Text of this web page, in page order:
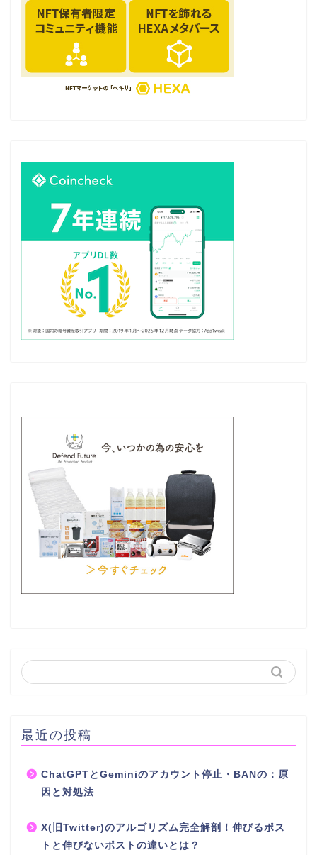
最近の投稿
ChatGPTとGeminiのアカウント停止・BANの：原
因と対処法
X(旧Twitter)のアルゴリズム完全解剖！伸びるポス
トと伸びないポストの違いとは？